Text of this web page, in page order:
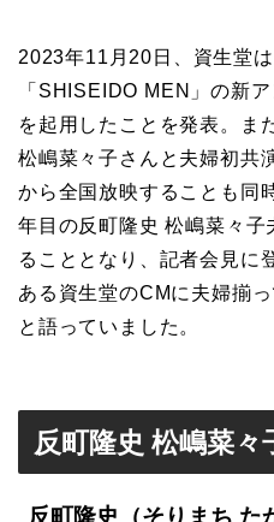
2023年11月20日、資生堂
「SHISEIDO MEN」の新
を起用したことを発表。ま
松嶋菜々子さんと夫婦初共
から全国放映することも同
年目の反町隆史 松嶋菜々
ることとなり、記者会見に
ある資生堂のCMに夫婦揃
と語っていました。
反町隆史 松嶋菜
反町隆史（そりまち た